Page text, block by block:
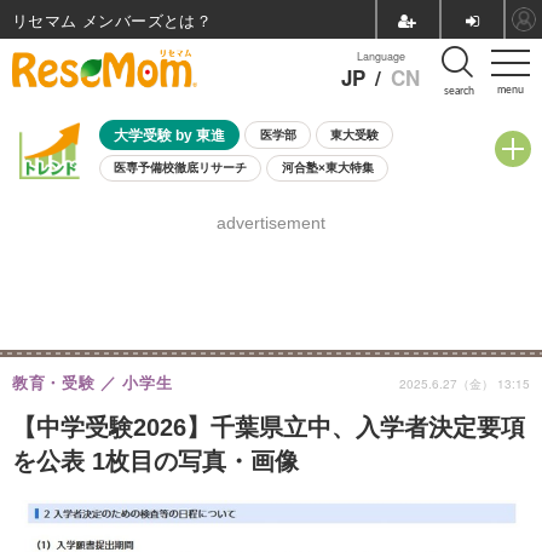
menu
Language
JP / CN search
大学受験 by 東進 医学部 東大受験
医専予備校徹底リサーチ 河合塾×東大特集
8月開催学校説明会・相談会
advertisement
【中学受験2026】千葉県立中、入学者決定要項
を公表 1枚目の写真・画像
教育・受験 小学生 2025.6.27（金） 13:15
リセマム メンバーズ